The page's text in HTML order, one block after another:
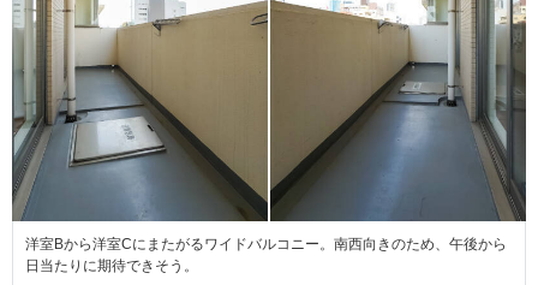
洋室Bから洋室Cにまたがるワイドバルコニー。南西向きのため、午後から
日当たりに期待できそう。